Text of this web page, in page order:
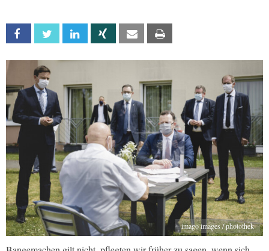
Facebook Twitter Linkedin Xing Email
imago images / photothek